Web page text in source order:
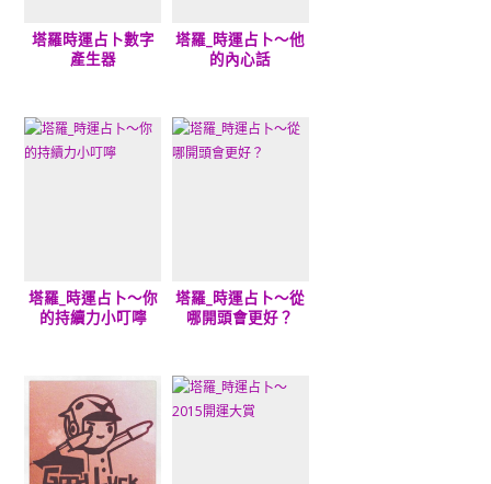
塔羅時運占卜數字
產生器
塔羅_時運占卜～他
的內心話
塔羅_時運占卜～你
的持續力小叮嚀
塔羅_時運占卜～從
哪開頭會更好？